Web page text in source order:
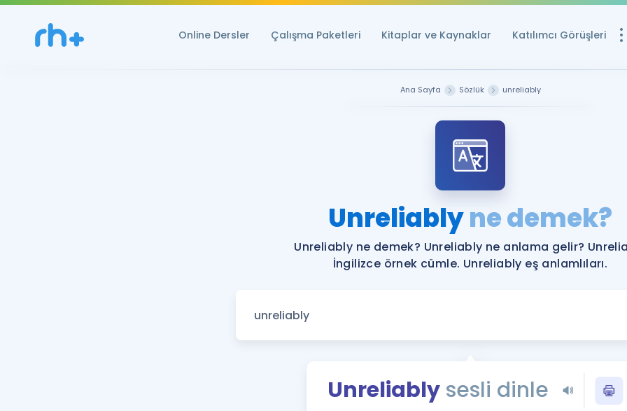
Online Dersler Çalışma Paketleri Kitaplar ve Kaynaklar Katılımcı Görüşleri
YDS ve YÖKDİL
YDS ve YÖKDİL'e
Tüm ÖSYM
YDS - YÖKDİL
Ana Sayfa Sözlük unreliably
Unreliablyne demek?
Unreliably ne demek? Unreliably ne anlama gelir?
İngilizce örnek cümle. Unreliably eş anlamlıları.
Unreliably sesli dinle